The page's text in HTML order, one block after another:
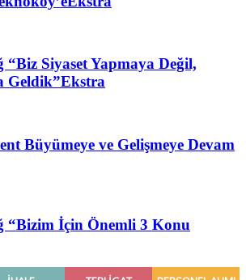
Siyaset Yapmaya Değil,
Geldik”Ekstra
Büyümeye ve Gelişmeye Devam
“Bizim İçin Önemli 3 Konu